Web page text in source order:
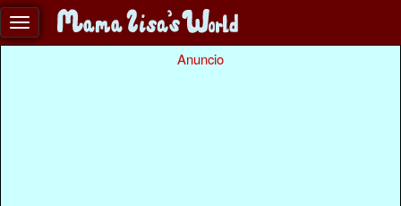
Anuncio